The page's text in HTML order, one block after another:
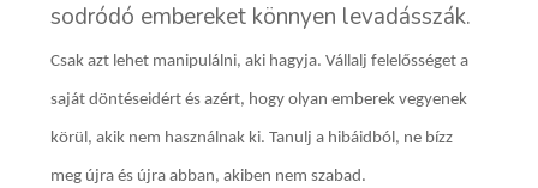
sodródó embereket könnyen levadásszák.
Csak azt lehet manipulálni, aki hagyja. Vállalj felelősséget a
saját döntéseidért és azért, hogy olyan emberek vegyenek
körül, akik nem használnak ki. Tanulj a hibáidból, ne bízz
meg újra és újra abban, akiben nem szabad.